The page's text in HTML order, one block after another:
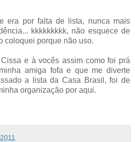
era por falta de lista, nunca mais
kkkkkkkkk, não esquece de
coloquei porque não uso.
e à vocês assim como foi prá
amiga fofa e que me diverte
a lista da Casa Brasil, foi de
organização por aqui.